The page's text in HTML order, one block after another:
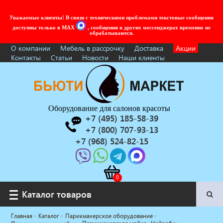
Уважаемые клиенты! В связи с техническими проблемами текстовые сообщения
доступны только в MAX
, сообщения в других мессенджерах временно не
обрабатываются.
О компании Мебель в рассрочку Доставка
Акции
Контакты
Статьи Новости Наши клиенты
Оборудование для салонов красоты
+7 (495) 185-58-39
+7 (800) 707-93-13
+7 (968) 524-82-15
Каталог товаров
Каталог товаров
Главная Каталог
Парикмахерское оборудование